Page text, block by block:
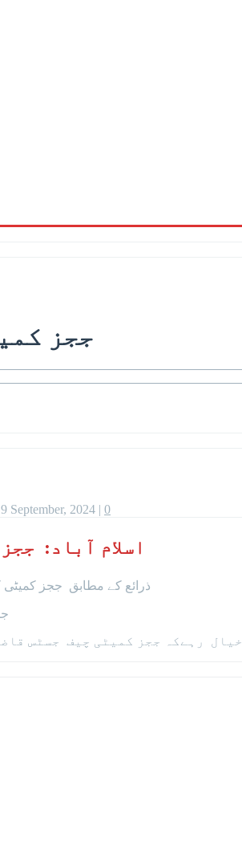
ججز
September, 2024 | 0
اسلام آباد:
ذرائع کے مطابق ججز کمیٹی کے اجلاس کے ایجنڈے میں 63
خیال رہےکہ ججز کمیٹی چیف جسٹس